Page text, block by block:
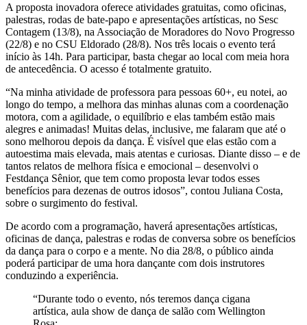
A proposta inovadora oferece atividades gratuitas, como oficinas,
palestras, rodas de bate-papo e apresentações artísticas, no Sesc
Contagem (13/8), na Associação de Moradores do Novo Progresso
(22/8) e no CSU Eldorado (28/8). Nos três locais o evento terá
início às 14h. Para participar, basta chegar ao local com meia hora
de antecedência. O acesso é totalmente gratuito.
“Na minha atividade de professora para pessoas 60+, eu notei, ao
longo do tempo, a melhora das minhas alunas com a coordenação
motora, com a agilidade, o equilíbrio e elas também estão mais
alegres e animadas! Muitas delas, inclusive, me falaram que até o
sono melhorou depois da dança. É visível que elas estão com a
autoestima mais elevada, mais atentas e curiosas. Diante disso – e de
tantos relatos de melhora física e emocional – desenvolvi o
Festdança Sênior, que tem como proposta levar todos esses
benefícios para dezenas de outros idosos”, contou Juliana Costa,
sobre o surgimento do festival.
De acordo com a programação, haverá apresentações artísticas,
oficinas de dança, palestras e rodas de conversa sobre os benefícios
da dança para o corpo e a mente. No dia 28/8, o público ainda
poderá participar de uma hora dançante com dois instrutores
conduzindo a experiência.
“Durante todo o evento, nós teremos dança cigana
artística, aula show de dança de salão com Wellington